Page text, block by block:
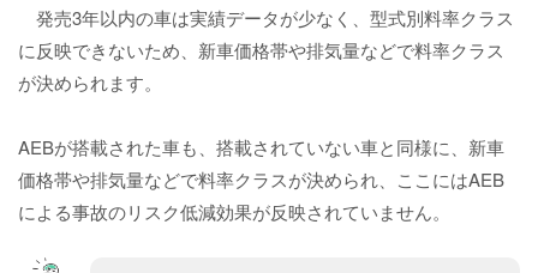
発売3年以内の車は実績データが少なく、型式別料率クラス
に反映できないため、新車価格帯や排気量などで料率クラス
が決められます。
AEBが搭載された車も、搭載されていない車と同様に、新車
価格帯や排気量などで料率クラスが決められ、ここにはAEB
による事故のリスク低減効果が反映されていません。